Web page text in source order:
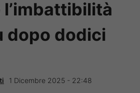
dopo dodici
1 Dicembre 2025 - 22:48